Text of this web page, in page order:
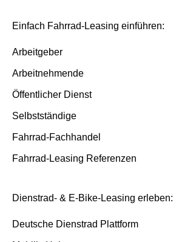
Einfach Fahrrad-Leasing einführen:
Arbeitgeber
Arbeitnehmende
Öffentlicher Dienst
Selbstständige
Fahrrad-Fachhandel
Fahrrad-Leasing Referenzen
Dienstrad- & E-Bike-Leasing erleben:
Deutsche Dienstrad Plattform